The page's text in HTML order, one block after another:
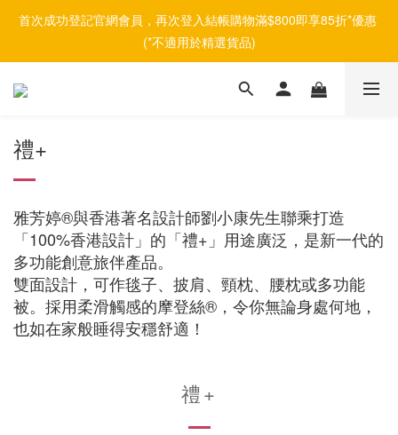
首次成功登記官網會員，再次登入結帳購物滿$800即享85折*優惠
(*不適用於精選貨品)
禮+
雅芳婷®與香港著名設計師劉小康先生聯乘打造
「100%香港設計」的「禮+」用途廣泛，是新一代的
多功能創意旅伴產品。
雙面設計，可作毯子、披肩、頸枕、腰枕或多功能
被。採用柔滑觸感的摩登絲®，令你無論身處何地，
也如在家般睡得安穩舒適！
禮+